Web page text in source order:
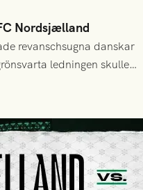
Nordsjælland
revanschsugna danskar
ledningen skulle
På lika mark visade
tog slut.